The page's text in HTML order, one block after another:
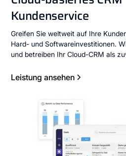
Kundenservice
Greifen Sie weltweit auf Ihre
Hard- und Softwareinvestitionen.
und betreiben Ihr Cloud-CRM als
Leistung ansehen